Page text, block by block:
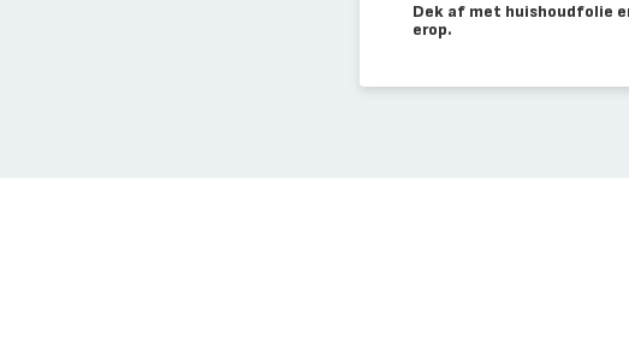
Dek af met huishoudfolie
erop.